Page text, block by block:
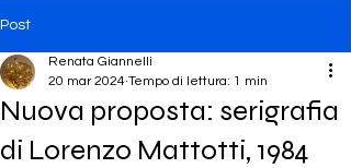
Post
Nuova proposta: serigrafia
di Lorenzo Mattotti, 1984
Renata Giannelli
20 mar 2024 Tempo di lettura: 1 min